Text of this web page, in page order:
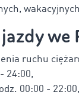
we
ruchu
24:00,
00:00 - 22:00,